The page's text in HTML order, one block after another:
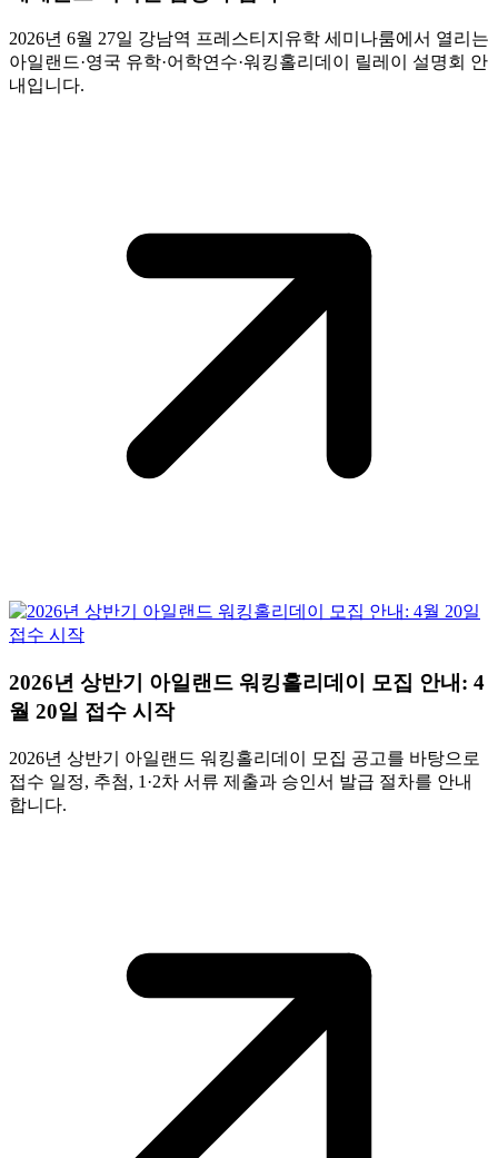
2026년 6월 27일 강남역 프레스티지유학 세미나룸에서 열리는
아일랜드·영국 유학·어학연수·워킹홀리데이 릴레이 설명회 안
내입니다.
2026년 상반기 아일랜드 워킹홀리데이 모집 안내: 4
월 20일 접수 시작
2026년 상반기 아일랜드 워킹홀리데이 모집 공고를 바탕으로
접수 일정, 추첨, 1·2차 서류 제출과 승인서 발급 절차를 안내
합니다.